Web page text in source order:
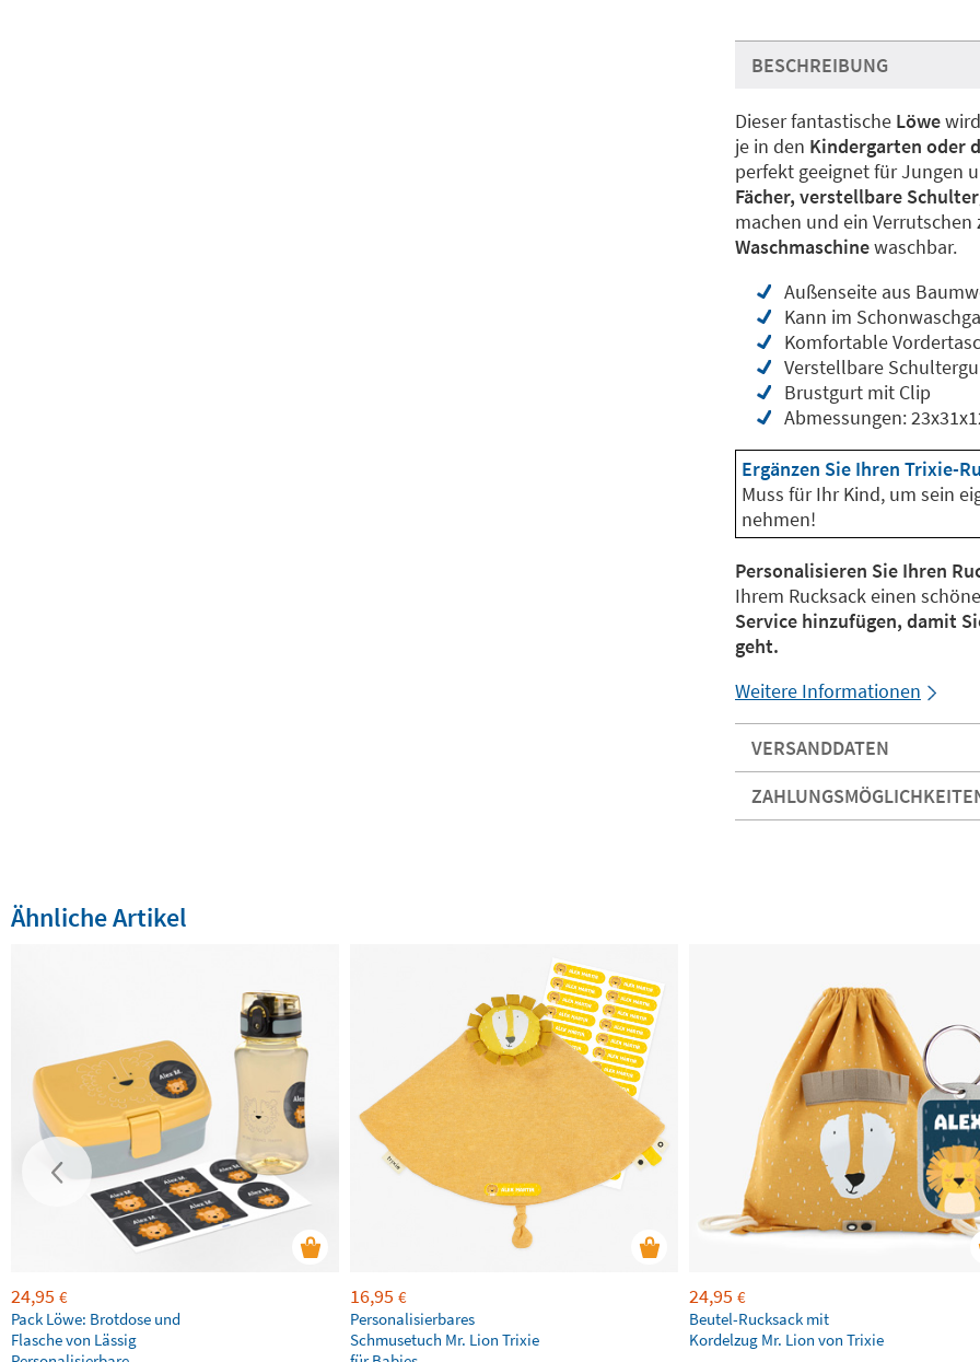
BESCHREIBUNG
Dieser fantastische Löwe
je in den Kindergarten oder
perfekt geeignet für Jungen
Fächer, verstellbare
machen und ein
Waschmaschinewaschbar.
Außenseite aus
Kann im
Komfortable
Verstellbare
Brustgurt mit Clip
Abmessungen:
Ergänzen Sie Ihren Trixie-
Muss für Ihr Kind, um sein
nehmen!
Personalisieren Sie Ihren
Ihrem Rucksack einen
Service hinzufügen, damit
geht.
Weitere Informationen
VERSANDDATEN
Ähnliche Artikel
24,95 €
Pack Löwe: Brotdose und
Flasche von Lässig
16,95 €
Personalisierbares
Schmusetuch Mr. Lion Trixie
24,95 €
Beutel-Rucksack mit
Kordelzug Mr. Lion von Trixie